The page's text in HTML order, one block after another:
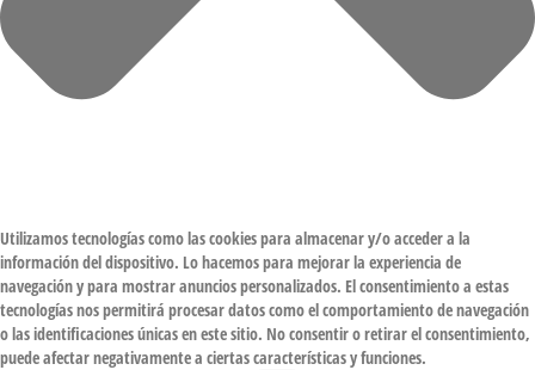
Utilizamos tecnologías como las cookies para almacenar y/o acceder a la
información del dispositivo. Lo hacemos para mejorar la experiencia de
navegación y para mostrar anuncios personalizados. El consentimiento a estas
tecnologías nos permitirá procesar datos como el comportamiento de navegación
o las identificaciones únicas en este sitio. No consentir o retirar el consentimiento,
puede afectar negativamente a ciertas características y funciones.